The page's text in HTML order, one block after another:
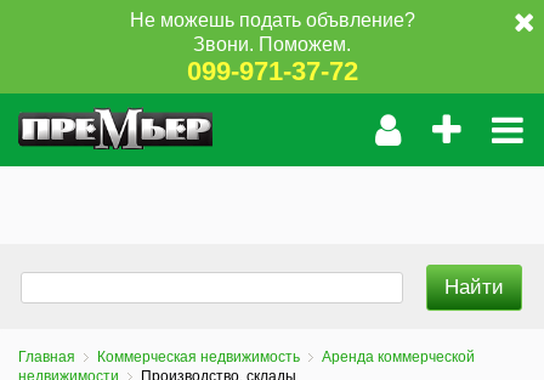
Не можешь подать объвление?
Звони. Поможем.
099-971-37-72
Главная Коммерческая недвижимость
Аренда коммерческой
недвижимости
Производство, склады